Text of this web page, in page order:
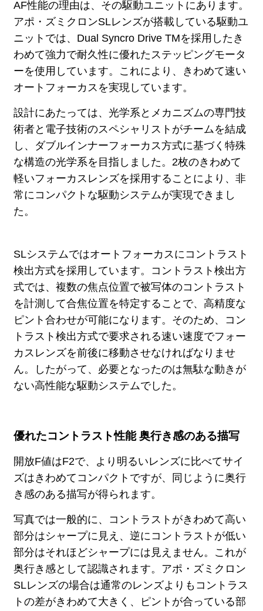
AF性能の理由は、その駆動ユニットにあります。
アポ・ズミクロンSLレンズが搭載している駆動ユ
ニットでは、Dual Syncro Drive TMを採用したき
わめて強力で耐久性に優れたステッピングモータ
ーを使用しています。これにより、きわめて速い
オートフォーカスを実現しています。
設計にあたっては、光学系とメカニズムの専門技
術者と電子技術のスペシャリストがチームを結成
し、ダブルインナーフォーカス方式に基づく特殊
な構造の光学系を目指しました。2枚のきわめて
軽いフォーカスレンズを採用することにより、非
常にコンパクトな駆動システムが実現できまし
た。
SLシステムではオートフォーカスにコントラスト
検出方式を採用しています。コントラスト検出方
式では、複数の焦点位置で被写体のコントラスト
を計測して合焦位置を特定することで、高精度な
ピント合わせが可能になります。そのため、コン
トラスト検出方式で要求される速い速度でフォー
カスレンズを前後に移動させなければなりませ
ん。したがって、必要となったのは無駄な動きが
ない高性能な駆動システムでした。
優れたコントラスト性能 奥行き感のある描写
開放F値はF2で、より明るいレンズに比べてサイ
ズはきわめてコンパクトですが、同じように奥行
き感のある描写が得られます。
写真では一般的に、コントラストがきわめて高い
部分はシャープに見え、逆にコントラストが低い
部分はそれほどシャープには見えません。これが
奥行き感として認識されます。アポ・ズミクロン
SLレンズの場合は通常のレンズよりもコントラス
トの差がきわめて大きく、ピントが合っている部